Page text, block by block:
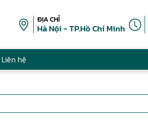
ĐỊA CHỈ
Hà Nội - TP.Hồ Chí Minh
Liên hệ